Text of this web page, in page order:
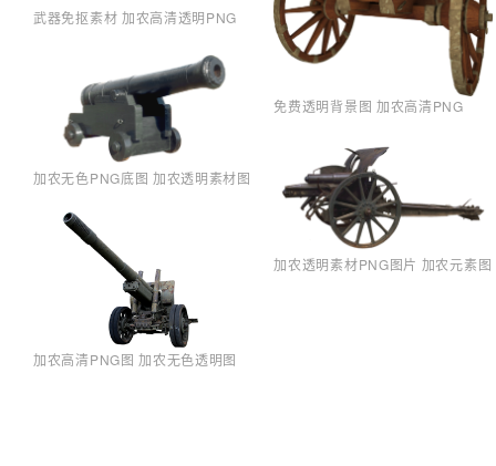
武器免抠素材 加农高清透明PNG
加农无色PNG底图 加农透明素材图
加农高清PNG图 加农无色透明图
免费透明背景图 加农高清PNG
加农透明素材PNG图片 加农元素图